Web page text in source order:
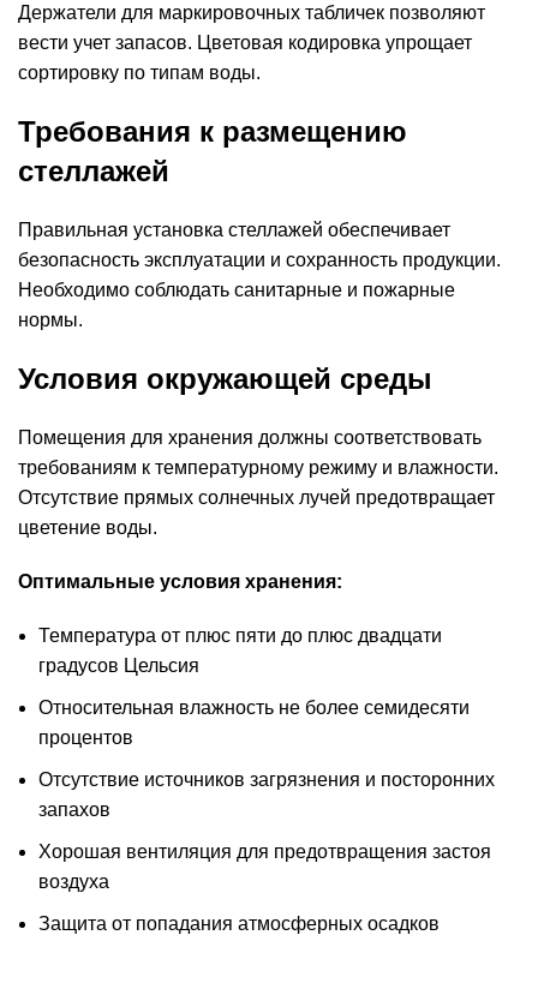
Держатели для маркировочных табличек позволяют
вести учет запасов. Цветовая кодировка упрощает
сортировку по типам воды.
Требования к размещению
стеллажей
Правильная установка стеллажей обеспечивает
безопасность эксплуатации и сохранность продукции.
Необходимо соблюдать санитарные и пожарные
нормы.
Условия окружающей среды
Помещения для хранения должны соответствовать
требованиям к температурному режиму и влажности.
Отсутствие прямых солнечных лучей предотвращает
цветение воды.
Оптимальные условия хранения:
Температура от плюс пяти до плюс двадцати
градусов Цельсия
Относительная влажность не более семидесяти
процентов
Отсутствие источников загрязнения и посторонних
запахов
Хорошая вентиляция для предотвращения застоя
воздуха
Защита от попадания атмосферных осадков